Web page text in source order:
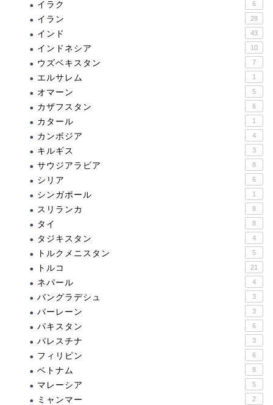
イラク 6
イラン 28
インド 43
インドネシア 10
ウズベキスタン 7
エルサレム 1
オマーン 5
カザフスタン 6
カタール 1
カンボジア 4
キルギス 3
サウジアラビア 8
シリア 6
シンガポール 1
スリランカ 8
タイ 8
タジキスタン 4
トルクメニスタン 5
トルコ 21
ネパール 4
バングラデシュ 3
バーレーン 3
パキスタン 6
パレスチナ 3
フィリピン 6
ベトナム 8
マレーシア 5
ミャンマー 2